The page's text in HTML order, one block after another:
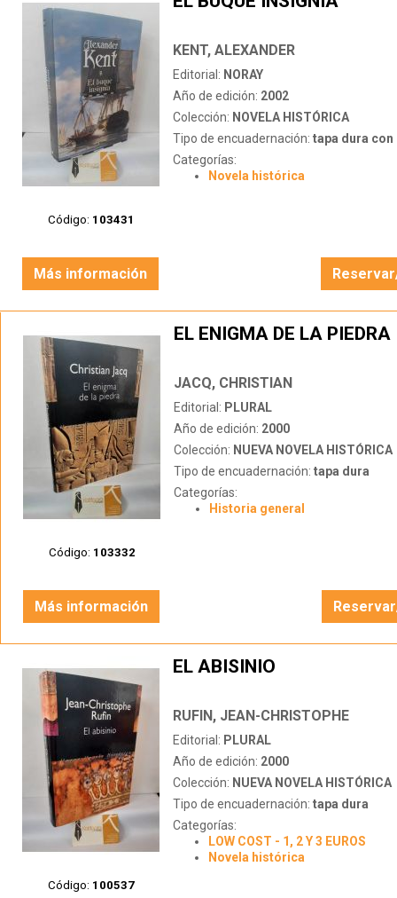
Código: 103431
KENT, ALEXANDER
Editorial: NORAY
Año de edición: 2002
Colección: NOVELA HISTÓRICA
Tipo de encuadernación: tapa dura con
Categorías:
Novela histórica
Más información
Código: 103332
EL ENIGMA DE LA PIEDRA
JACQ, CHRISTIAN
Editorial: PLURAL
Año de edición: 2000
Colección: NUEVA NOVELA HISTÓRICA
Tipo de encuadernación: tapa dura
Categorías:
Historia general
Más información
Código: 100537
EL ABISINIO
RUFIN, JEAN-CHRISTOPHE
Editorial: PLURAL
Año de edición: 2000
Colección: NUEVA NOVELA HISTÓRICA
Tipo de encuadernación: tapa dura
Categorías:
LOW COST - 1, 2 Y 3 EUROS
Novela histórica